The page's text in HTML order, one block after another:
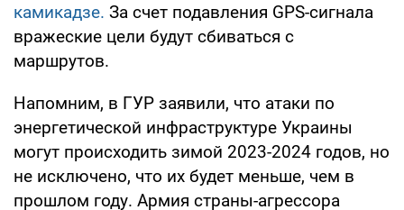
камикадзе. За счет подавления GPS-сигнала
вражеские цели будут сбиваться с
маршрутов.
Напомним, в ГУР заявили, что атаки по
энергетической инфраструктуре Украины
могут происходить зимой 2023-2024 годов, но
не исключено, что их будет меньше, чем в
прошлом году. Армия страны-агрессора